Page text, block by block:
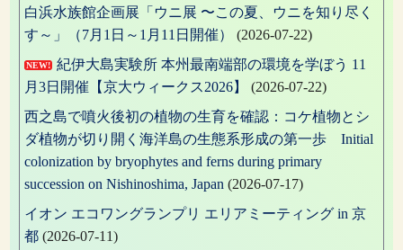
白浜水族館企画展「ウニ展 〜この夏、ウニを知り尽く
す～」（7月1日～1月11日開催）
(2026-07-22)
NEW!
紀伊大島実験所 本州最南端部の環境を学ぼう 11
月3日開催【京大ウィークス2026】
(2026-07-22)
西之島で噴火後初の植物の生育を確認：コケ植物とシ
ダ植物が切り開く海洋島の生態系形成の第一歩 Initial
colonization by bryophytes and ferns during primary
succession on Nishinoshima, Japan (2026-07-17)
イオン エコワングランプリ エリアミーティング in 京
都 (2026-07-11)